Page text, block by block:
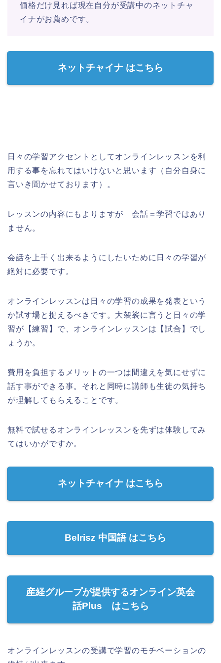
価格だけ見れば現在自分が受講中のネットチャ
イナがお薦めです。
ネットチャイナ はこちら
日々の学習アクセントとしてオンラインレッスンを利
用する事を忘れてはいけないと思います（自分自身に
言いき聞かせております）。
レッスンの内容にもよりますが 会話＝学習ではあり
ません。
会話を上手く出来るようにしたいために日々の学習が
絶対に必要です。
オンラインレッスンは日々の学習の成果を発表という
か試す場と捉えるべきです。大袈裟に言うと日々の学
習が【練習】で、オンラインレッスンは【試合】でし
ょうか。
費用を負担するメリットの一つは間違えを気にせずに
話す事ができる事。 それと同時に講師も生徒の気持ち
が理解してもらえることです。
無料で試せるオンラインレッスンを先ずは体験してみ
てはいかがですか。
ネットチャイナ はこちら
Belrisz 中国語 はこちら
産経グループが提供するオンライン英会
話Plus はこちら
オンラインレッスンの受講で学習のモチベーションの